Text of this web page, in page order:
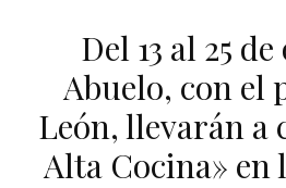
Del 13 al 25
Abuelo, con el
León, llevarán a
Alta Cocina» en